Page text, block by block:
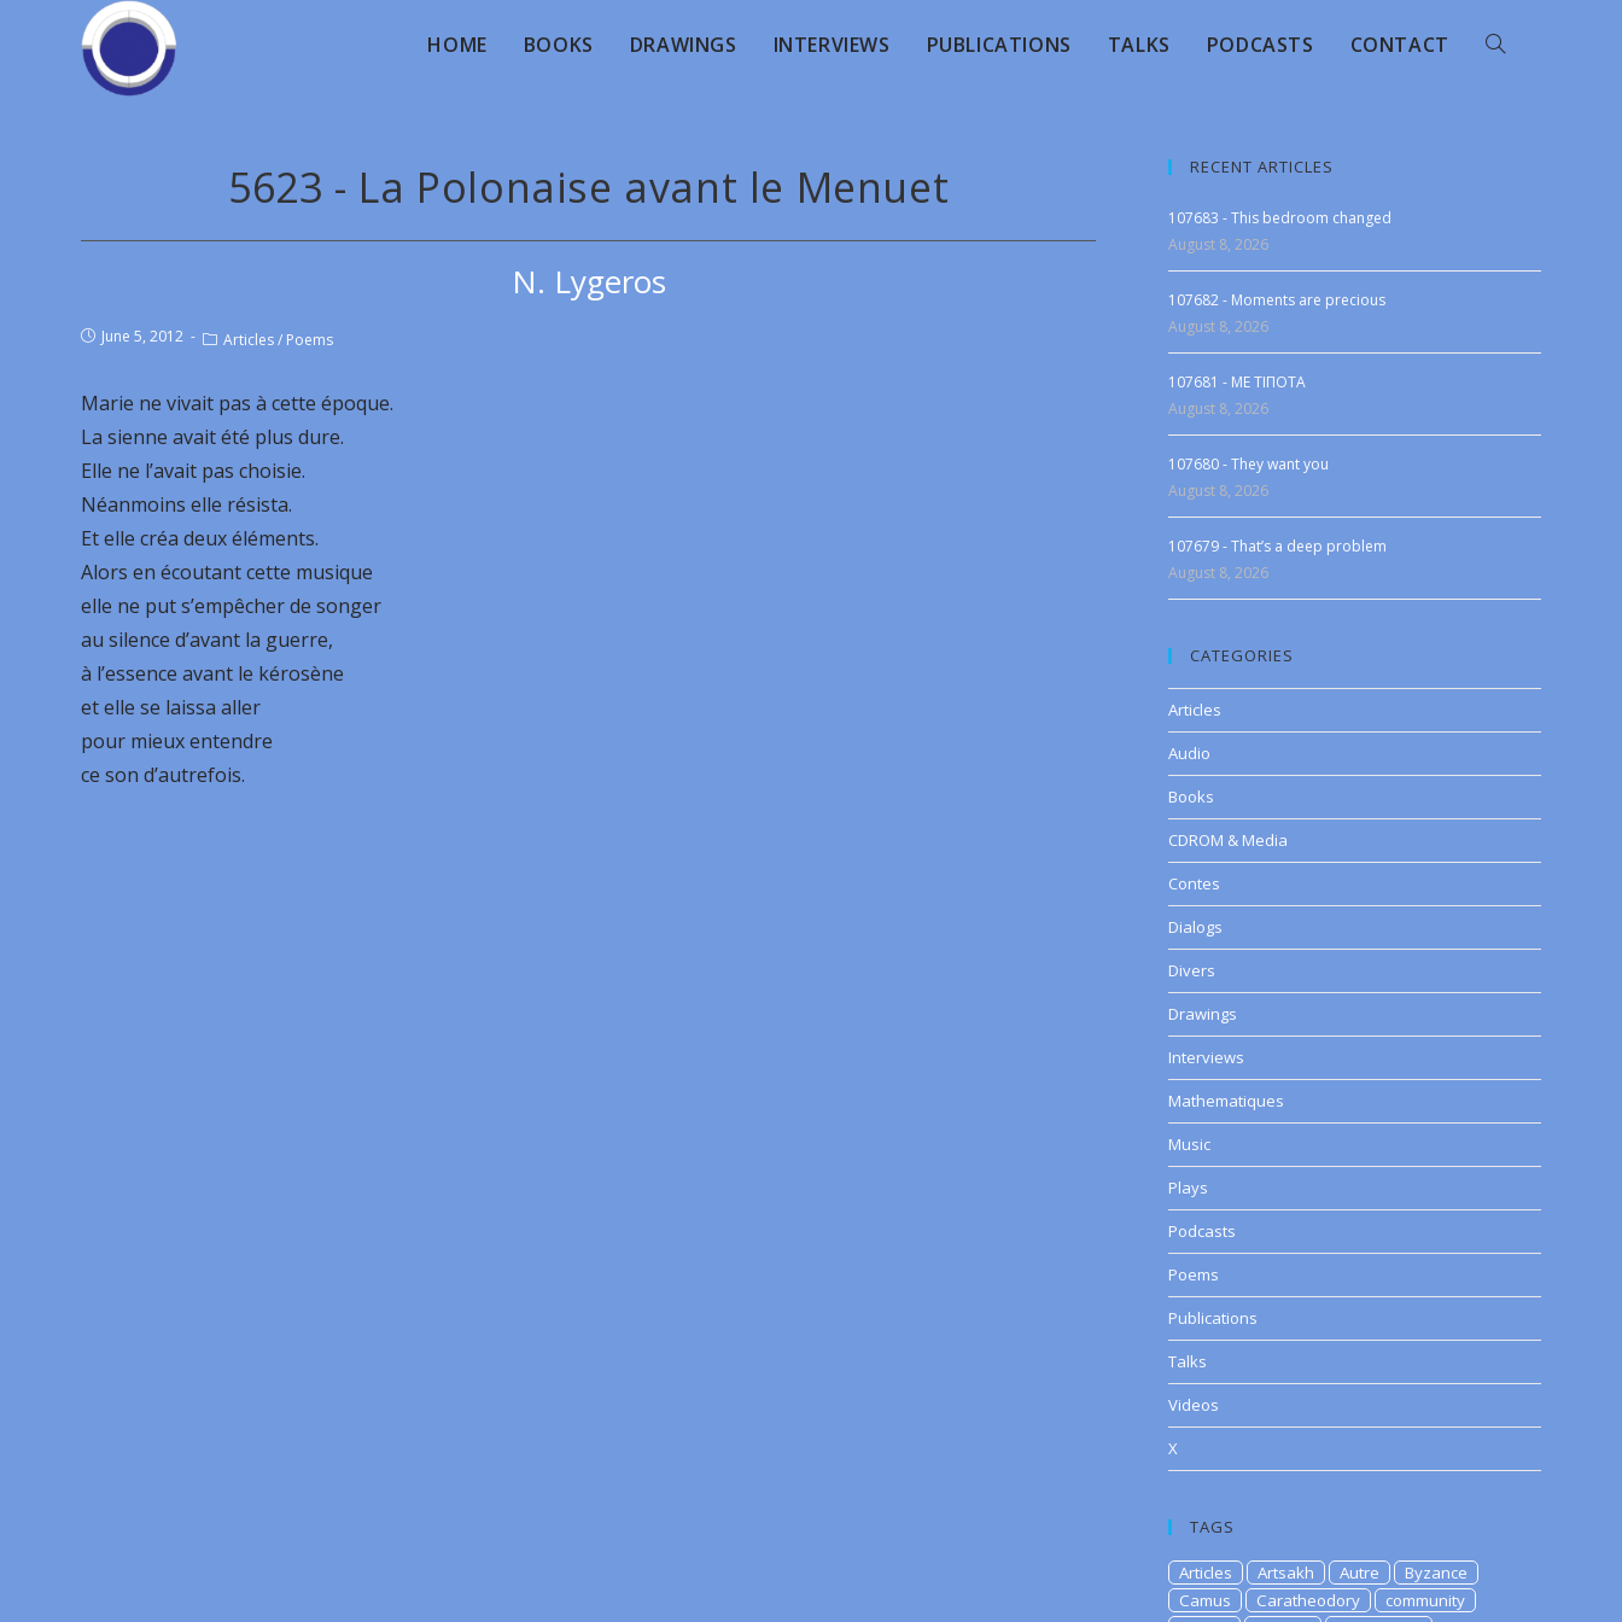
HOME BOOKS DRAWINGS INTERVIEWS PUBLICATIONS TALKS PODCASTS CONTACT
5623 - La Polonaise avant le Menuet
N. Lygeros
June 5, 2012 Articles/ Poems
Marie ne vivait pas à cette époque.
La sienne avait été plus dure.
Elle ne l’avait pas choisie.
Néanmoins elle résista.
Et elle créa deux éléments.
Alors en écoutant cette musique
elle ne put s’empêcher de songer
au silence d’avant la guerre,
à l’essence avant le kérosène
et elle se laissa aller
pour mieux entendre
ce son d’autrefois.
RECENT ARTICLES
107683 - This bedroom changed
August 8, 2026
107682 - Moments are precious
August 8, 2026
107681 - ME TIΠOTA
August 8, 2026
107680 - They want you
August 8, 2026
107679 - That’s a deep problem
August 8, 2026
CATEGORIES
Articles
Audio
Books
CDROM & Media
Contes
Dialogs
Divers
Drawings
Interviews
Mathematiques
Music
Plays
Podcasts
Poems
Publications
Talks
Videos
X
TAGS
Articles Artsakh Autre
Byzance
Camus
Caratheodory
community